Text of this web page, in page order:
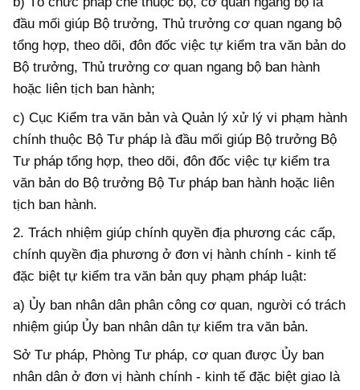
đầu mối giúp Bộ trưởng, Thủ trưởng cơ quan ngang bộ
tổng hợp, theo dõi, đôn đốc việc tự kiểm tra văn bản do
Bộ trưởng, Thủ trưởng cơ quan ngang bộ ban hành
hoặc liên tịch ban hành;
c) Cục Kiểm tra văn bản và Quản lý xử lý vi phạm hành
chính thuộc Bộ Tư pháp là đầu mối giúp Bộ trưởng Bộ
Tư pháp tổng hợp, theo dõi, đôn đốc việc tự kiểm tra
văn bản do Bộ trưởng Bộ Tư pháp ban hành hoặc liên
tịch ban hành.
2. Trách nhiệm giúp chính quyền địa phương các cấp,
chính quyền địa phương ở đơn vị hành chính - kinh tế
đặc biệt tự kiểm tra văn bản quy phạm pháp luật:
a) Ủy ban nhân dân phân công cơ quan, người có trách
nhiệm giúp Ủy ban nhân dân tự kiểm tra văn bản.
Sở Tư pháp, Phòng Tư pháp, cơ quan được Ủy ban
nhân dân ở đơn vị hành chính - kinh tế đặc biệt giao là